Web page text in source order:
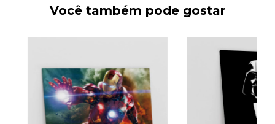
Você também pode gostar